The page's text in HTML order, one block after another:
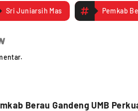
Sri Juniarsih Mas Pemkab
Berau Gandeng UMB